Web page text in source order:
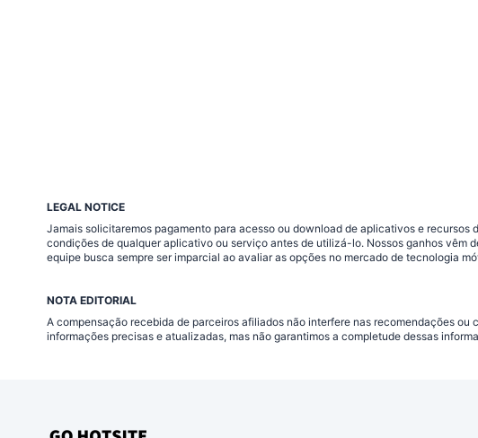
LEGAL NOTICE
Jamais solicitaremos pagamento para acesso ou download de aplicativos e
condições de qualquer aplicativo ou serviço antes de utilizá-lo. Nossos ganhos vêm
equipe busca sempre ser imparcial ao avaliar as opções no mercado de tecnologia
NOTA EDITORIAL
A compensação recebida de parceiros afiliados não interfere nas recomendações
informações precisas e atualizadas, mas não garantimos a completude dessas